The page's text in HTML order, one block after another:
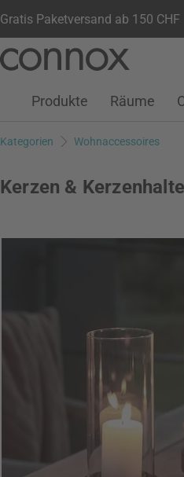
Gratis Paketversand ab 150 CHF
Kundenkonto
Wunschliste
Warenkorb
Produkte Räume
Kategorien Wohnaccessoires
Kerzen &